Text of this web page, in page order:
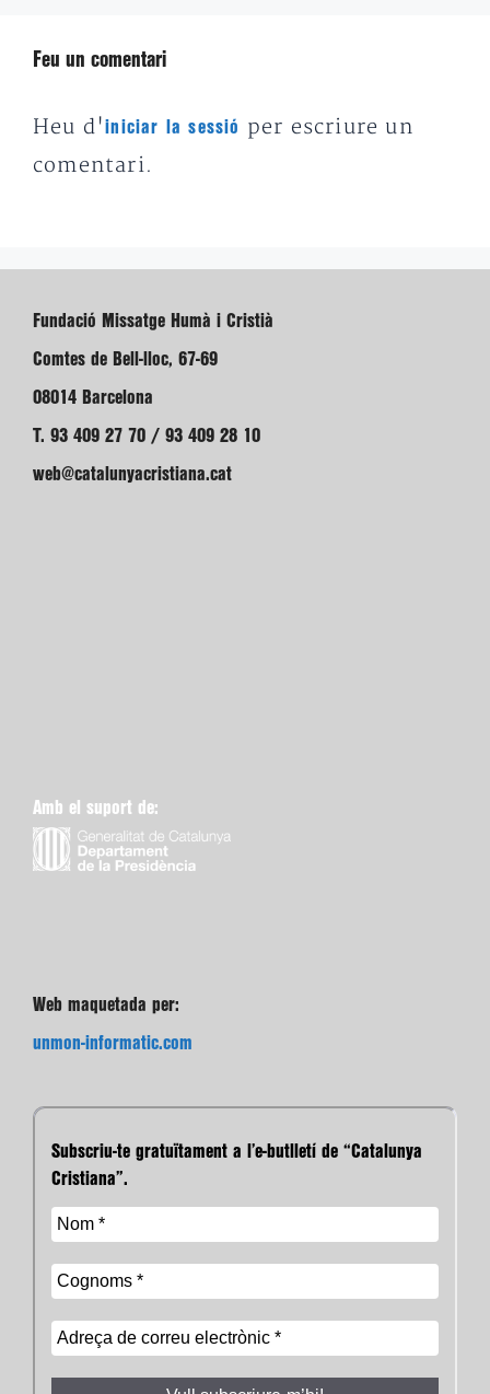
Feu un comentari
Heu d'iniciar la sessió
per escriure un
comentari.
Fundació Missatge Humà i Cristià
Comtes de Bell-lloc, 67-69
08014 Barcelona
T. 93 409 27 70 / 93 409 28 10
web@catalunyacristiana.cat
Amb el suport de:
Subscriu-te gratuïtament a l’e-butlletí de “Catalunya